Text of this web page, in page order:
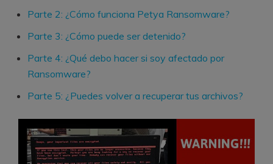
Parte 2: ¿Cómo funciona Petya Ransomware?
Parte 3: ¿Cómo puede ser detenido?
Parte 4: ¿Qué debo hacer si soy afectado por
Ransomware?
Parte 5: ¿Puedes volver a recuperar tus archivos?